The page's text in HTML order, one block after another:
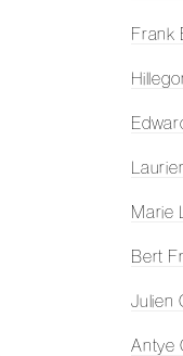
Frank
Marie
Bert
Julien
Antye